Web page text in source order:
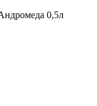
0,5л